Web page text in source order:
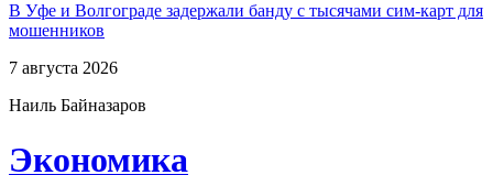
В Уфе и Волгограде задержали банду с тысячами сим-карт для
мошенников
7 августа 2026
Наиль Байназаров
Экономика